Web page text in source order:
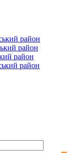
район
район
район
район